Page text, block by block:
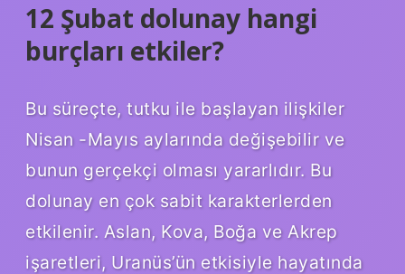
12 Şubat dolunay hangi
burçları etkiler?
Bu süreçte, tutku ile başlayan ilişkiler
Nisan -Mayıs aylarında değişebilir ve
bunun gerçekçi olması yararlıdır. Bu
dolunay en çok sabit karakterlerden
etkilenir. Aslan, Kova, Boğa ve Akrep
işaretleri, Uranüs’ün etkisiyle hayatında